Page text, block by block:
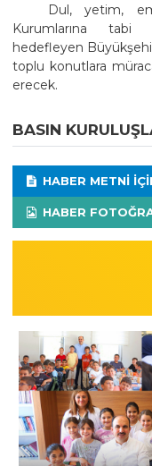
Dul, yetim,
Kurumlarına tabi
hedefleyen
toplu konutlara
erecek.
BASIN
HABER METNI
HABER